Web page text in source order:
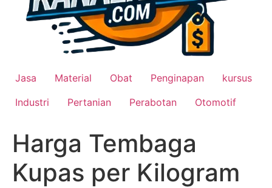
Jasa Material Obat Penginapan
kursus
Industri
Pertanian Perabotan Otomotif
Harga Tembaga
Kupas per Kilogram